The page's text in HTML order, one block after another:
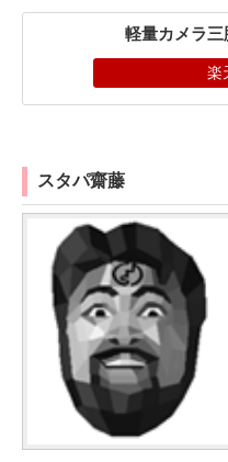
軽量カメラ
楽
スタパ齋藤